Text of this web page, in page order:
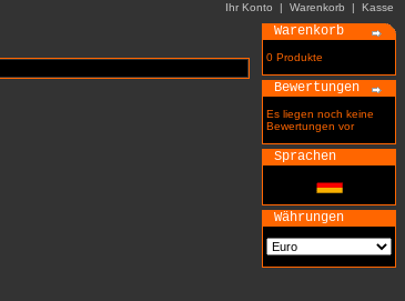
Ihr Konto | Warenkorb | Kasse
Warenkorb
0 Produkte
Bewertungen
Es liegen noch keine
Bewertungen vor
Sprachen
Währungen